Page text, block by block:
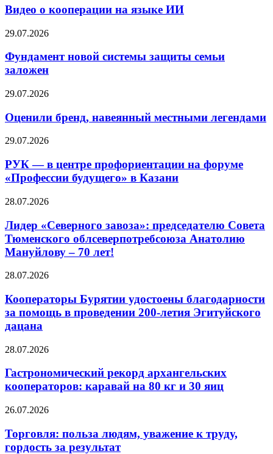
Видео о кооперации на языке ИИ
29.07.2026
Фундамент новой системы защиты семьи
заложен
29.07.2026
Оценили бренд, навеянный местными легендами
29.07.2026
РУК — в центре профориентации на форуме
«Профессии будущего» в Казани
28.07.2026
Лидер «Северного завоза»: председателю Совета
Тюменского облсеверпотребсоюза Анатолию
Мануйлову – 70 лет!
28.07.2026
Кооператоры Бурятии удостоены благодарности
за помощь в проведении 200-летия Эгитуйского
дацана
28.07.2026
Гастрономический рекорд архангельских
кооператоров: каравай на 80 кг и 30 яиц
26.07.2026
Торговля: польза людям, уважение к труду,
гордость за результат